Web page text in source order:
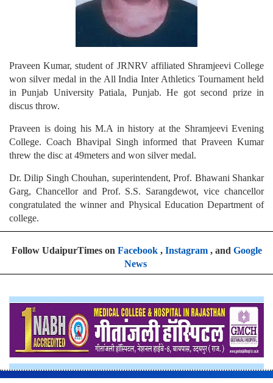
Praveen Kumar, student of JRNRV affiliated Shramjeevi College
won silver medal in the All India Inter Athletics Tournament held
in Punjab University Patiala, Punjab. He got second prize in
discus throw.
Praveen is doing his M.A in history at the Shramjeevi Evening
College. Coach Bhavipal Singh informed that Praveen Kumar
threw the disc at 49meters and won silver medal.
Dr. Dilip Singh Chouhan, superintendent, Prof. Bhawani Shankar
Garg, Chancellor and Prof. S.S. Sarangdewot, vice chancellor
congratulated the winner and Physical Education Department of
college.
Follow UdaipurTimes on Facebook, Instagram, and Google
News